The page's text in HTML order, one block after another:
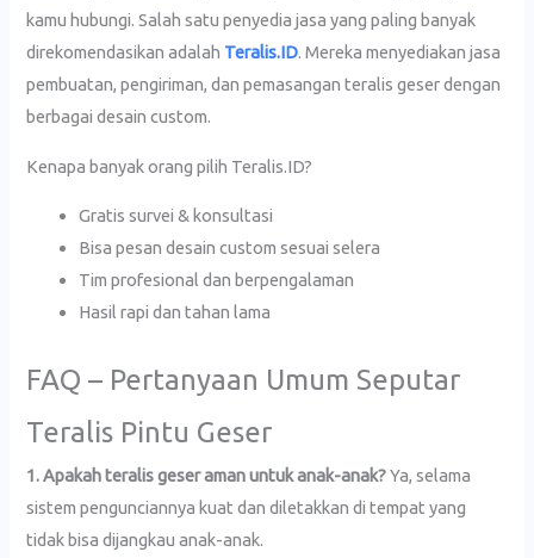
kamu hubungi. Salah satu penyedia jasa yang paling banyak
direkomendasikan adalah Teralis.ID. Mereka menyediakan jasa
pembuatan, pengiriman, dan pemasangan teralis geser dengan
berbagai desain custom.
Kenapa banyak orang pilih Teralis.ID?
Gratis survei & konsultasi
Bisa pesan desain custom sesuai selera
Tim profesional dan berpengalaman
Hasil rapi dan tahan lama
FAQ – Pertanyaan Umum Seputar
Teralis Pintu Geser
1. Apakah teralis geser aman untuk anak-anak?Ya, selama
sistem pengunciannya kuat dan diletakkan di tempat yang
tidak bisa dijangkau anak-anak.